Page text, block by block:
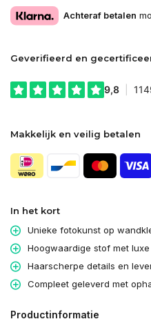
Achteraf betalen
Geverifieerd en
Makkelijk en veilig betalen
In het kort
Unieke fotokunst op
Hoogwaardige stof met
Haarscherpe details en
Compleet geleverd met
Productinformatie